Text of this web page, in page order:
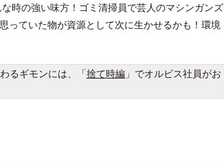
時の強い味方！ゴミ清掃員で芸人のマシンガンズ
っていた物が資源として次に生かせるかも！環境
るギモンには、「捨て時編 」でオルビス社員がお